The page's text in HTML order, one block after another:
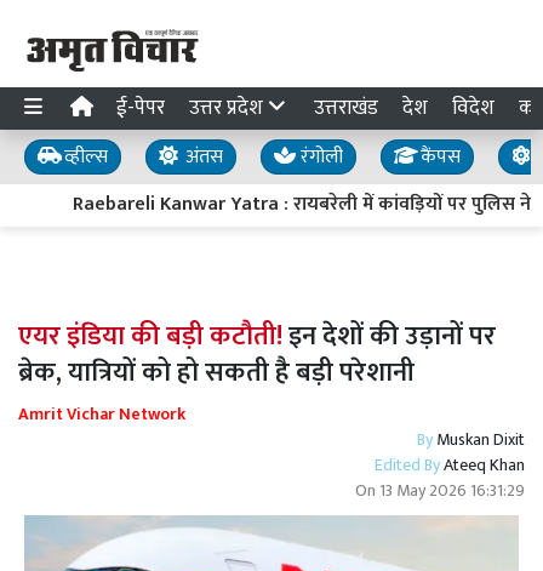
ई-पेपर उत्तर प्रदेश उत्तराखंड देश विदेश
व्हील्स अंतस रंगोली कैंपस
Raebareli Kanwar Yatra : रायबरेली में कांवड़ियों पर पुलिस ने की
एयर इंडिया की बड़ी कटौती!इन देशों की उड़ानों पर
ब्रेक, यात्रियों को हो सकती है बड़ी परेशानी
Amrit Vichar Network
ByMuskan Dixit
Edited ByAteeq Khan
On 13 May 2026 16:31:29